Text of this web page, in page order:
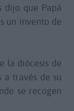
dijo que Papá
un invento de
la diócesis de
través de su
se recogen